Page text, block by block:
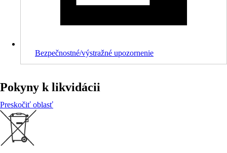
Bezpečnostné/výstražné upozornenie
Pokyny k likvidácii
Preskočiť oblasť